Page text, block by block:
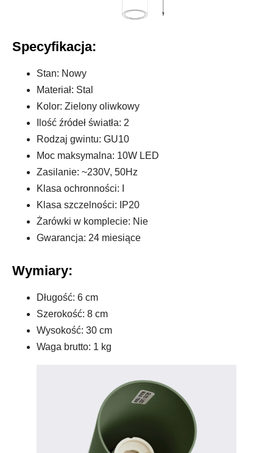
Specyfikacja:
Stan: Nowy
Materiał: Stal
Kolor: Zielony oliwkowy
Ilość źródeł światła: 2
Rodzaj gwintu: GU10
Moc maksymalna: 10W LED
Zasilanie: ~230V, 50Hz
Klasa ochronności: I
Klasa szczelności: IP20
Żarówki w komplecie: Nie
Gwarancja: 24 miesiące
Wymiary:
Długość: 6 cm
Szerokość: 8 cm
Wysokość: 30 cm
Waga brutto: 1 kg